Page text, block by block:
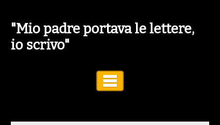
"Mio padre portava le lettere,
io scrivo"